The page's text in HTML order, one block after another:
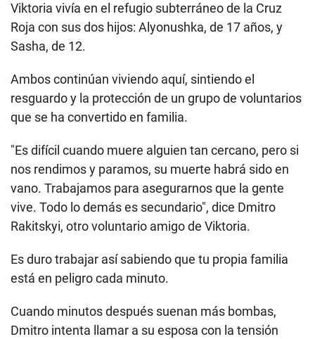
Viktoria vivía en el refugio subterráneo de la Cruz
Roja con sus dos hijos: Alyonushka, de 17 años, y
Sasha, de 12.
Ambos continúan viviendo aquí, sintiendo el
resguardo y la protección de un grupo de voluntarios
que se ha convertido en familia.
"Es difícil cuando muere alguien tan cercano, pero si
nos rendimos y paramos, su muerte habrá sido en
vano. Trabajamos para asegurarnos que la gente
vive. Todo lo demás es secundario", dice Dmitro
Rakitskyi, otro voluntario amigo de Viktoria.
Es duro trabajar así sabiendo que tu propia familia
está en peligro cada minuto.
Cuando minutos después suenan más bombas,
Dmitro intenta llamar a su esposa con la tensión